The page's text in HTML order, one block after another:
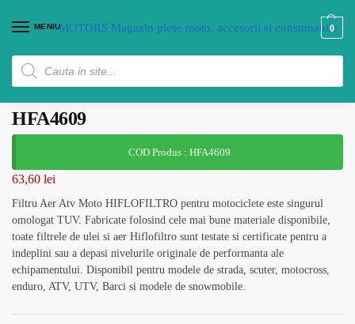
MENIU 0
HFA4609
COD Produs : HFA4609
63,60 lei
Filtru Aer Atv Moto HIFLOFILTRO pentru motociclete este singurul
omologat TUV. Fabricate folosind cele mai bune materiale disponibile,
toate filtrele de ulei si aer Hiflofiltro sunt testate si certificate pentru a
indeplini sau a depasi nivelurile originale de performanta ale
echipamentului. Disponibil pentru modele de strada, scuter, motocross,
enduro, ATV, UTV, Barci si modele de snowmobile.